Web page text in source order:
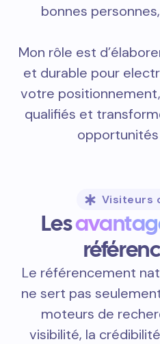
bonnes
Mon rôle est
et durable pour
votre
qualifiés et
Visiteurs
Les
Le référencement
ne sert pas
moteurs de
visibilité, la